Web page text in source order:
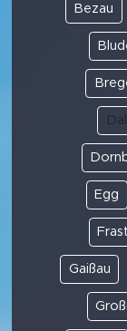
Bezau
Egg
Gaißau